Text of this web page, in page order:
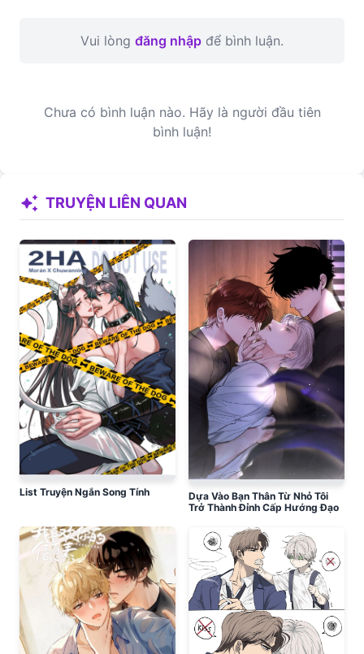
Vui lòng đăng nhập để bình luận.
Chưa có bình luận nào. Hãy là người đầu tiên
bình luận!
auto_awesome TRUYỆN LIÊN QUAN
List Truyện Ngắn Song Tính
Dựa Vào Bạn Thân Từ Nhỏ Tôi
Trở Thành Đỉnh Cấp Hướng Đạo